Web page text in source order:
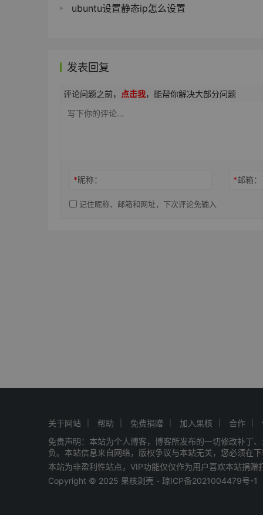
ubuntu设置静态ip怎么设置
发表回复
评论问题之前， 点击我，能帮你解决大部分问题
*昵称： *邮箱：
记住昵称、邮箱和网址，下次评论免输入
关于网站 帮助 免费捐赠 加入果核 合作
免责声明：本站为个人博客，博客所发布的一切修改补丁
负。本站信息来自网络，版权争议与本站无关，您必须在
本站为非盈利性站点，VIP功能仅仅作为用户喜欢本站捐
Copyright © 2025 果核剥壳 - 琼ICP备2021004479号-1